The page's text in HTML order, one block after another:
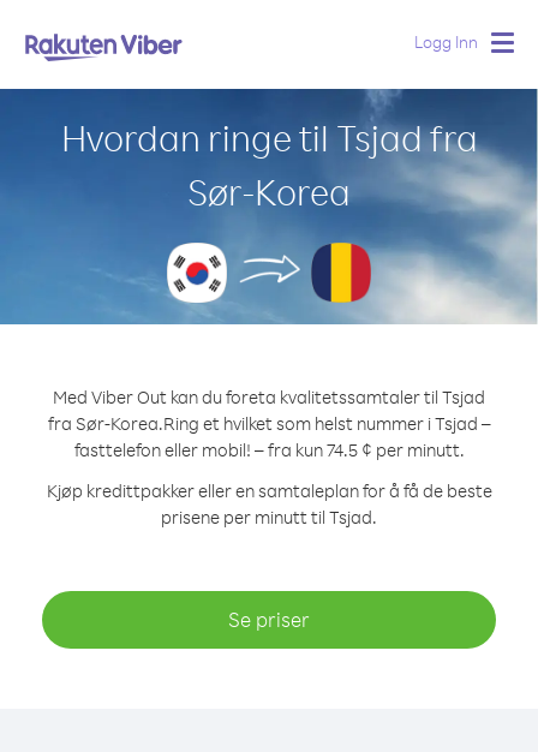
Logg Inn
Hvordan ringe til Tsjad fra
Sør-Korea
Med Viber Out kan du foreta kvalitetssamtaler til Tsjad
fra Sør-Korea.Ring et hvilket som helst nummer i Tsjad –
fasttelefon eller mobil! – fra kun 74.5 ¢ per minutt.
Kjøp kredittpakker eller en samtaleplan for å få de beste
prisene per minutt til Tsjad.
Se priser